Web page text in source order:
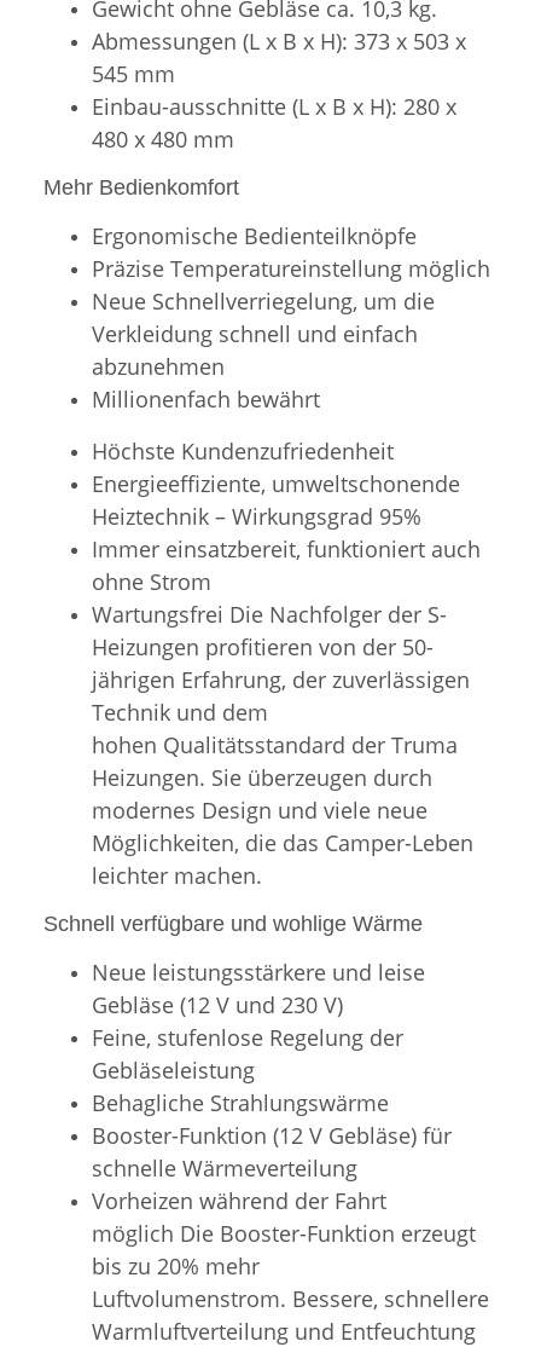
Gewicht ohne Gebläse ca. 10,3 kg.
Abmessungen (L x B x H): 373 x 503 x
545 mm
Einbau-ausschnitte (L x B x H): 280 x
480 x 480 mm
Mehr Bedienkomfort
Ergonomische Bedienteilknöpfe
Präzise Temperatureinstellung möglich
Neue Schnellverriegelung, um die
Verkleidung schnell und einfach
abzunehmen
Millionenfach bewährt
Höchste Kundenzufriedenheit
Energieeffiziente, umweltschonende
Heiztechnik – Wirkungsgrad 95%
Immer einsatzbereit, funktioniert auch
ohne Strom
Wartungsfrei Die Nachfolger der S-
Heizungen profitieren von der 50-
jährigen Erfahrung, der zuverlässigen
Technik und dem
hohen Qualitätsstandard der Truma
Heizungen. Sie überzeugen durch
modernes Design und viele neue
Möglichkeiten, die das Camper-Leben
leichter machen.
Schnell verfügbare und wohlige Wärme
Neue leistungsstärkere und leise
Gebläse (12 V und 230 V)
Feine, stufenlose Regelung der
Gebläseleistung
Behagliche Strahlungswärme
Booster-Funktion (12 V Gebläse) für
schnelle Wärmeverteilung
Vorheizen während der Fahrt
möglich Die Booster-Funktion erzeugt
bis zu 20% mehr
Luftvolumenstrom. Bessere, schnellere
Warmluftverteilung und Entfeuchtung